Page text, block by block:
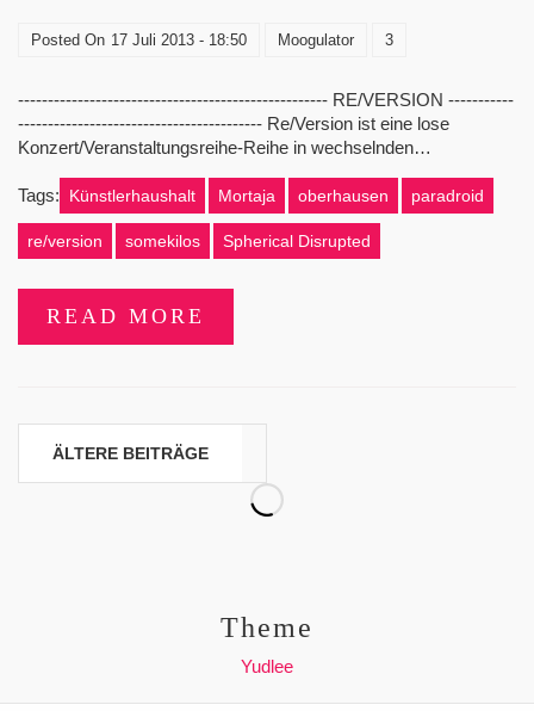
Posted On 17 Juli 2013 - 18:50 Moogulator 3
---------------------------------------------------- RE/VERSION -----------
----------------------------------------- Re/Version ist eine lose
Konzert/Veranstaltungsreihe-Reihe in wechselnden…
Tags: Künstlerhaushalt Mortaja oberhausen paradroid
re/version somekilos Spherical Disrupted
READ MORE
Beitragsnavigation
ÄLTERE BEITRÄGE
Theme
Yudlee